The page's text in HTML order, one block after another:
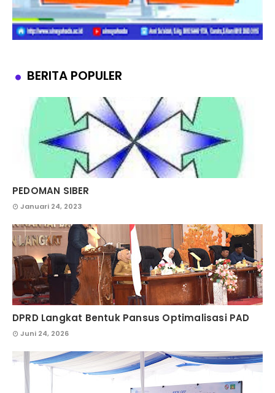
BERITA POPULER
PEDOMAN SIBER
Januari 24, 2023
DPRD Langkat Bentuk Pansus Optimalisasi PAD
Juni 24, 2026